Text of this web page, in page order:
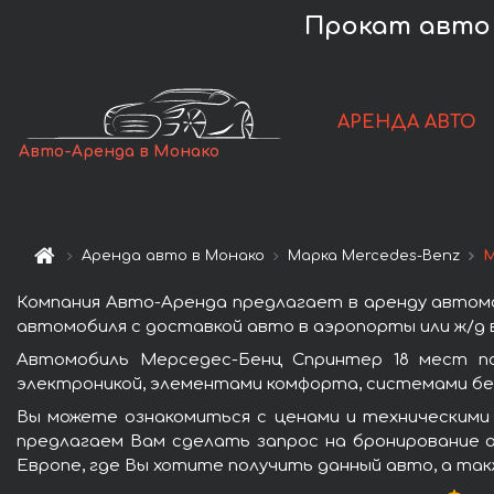
Прокат авто
Авто-Аренда в Монако
АРЕНДА АВТО
Аренда авто в Монако Марка Mercedes-Benz
Компания Авто-Аренда предлагает в аренду
автомобиля с доставкой авто в аэропорты или ж/д
Автомобиль Мерседес-Бенц Спринтер 18 мест
электроникой, элементами комфорта, системами
Вы можете ознакомиться с ценами и
предлагаем Вам сделать запрос на
Европе, где Вы хотите получить данный авто, а